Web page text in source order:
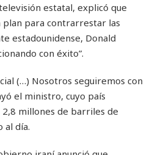
estatal, explicó que
plan para contrarrestar las
estadounidense, Donald
con éxito”.
(…) Nosotros seguiremos con
el ministro, cuyo país
millones de barriles de
al día.